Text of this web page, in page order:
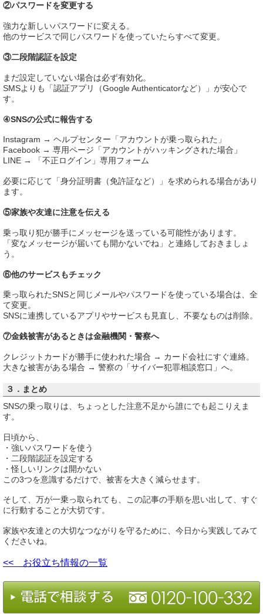
②パスワードを変更する
強力な新しいパスワードに変える。
他のサービスで同じパスワードを使っていたらすべて変更。
③二段階認証を設定
まだ設定していない場合は必ず有効化。
SMSよりも「認証アプリ（Google Authenticatorなど）」が安心で
す。
④SNSの公式に報告する
Instagram → ヘルプセンター「アカウントが乗っ取られた」
Facebook → 専用ページ「アカウントがハッキングされた場合」
LINE → 「不正ログイン」専用フォーム
必要に応じて「身分証明書（免許証など）」を求められる場合があり
ます。
⑤家族や友達に注意を伝える
乗っ取り犯が勝手にメッセージを送っている可能性があります。
「変なメッセージが届いても開かないでね」と連絡しておきましょ
う。
⑥他のサービスもチェック
乗っ取られたSNSと同じメールやパスワードを使っている場合は、全
て変更。
SNSに連携しているアプリやサービスも見直し、不要なものは削除。
⑦金銭被害があるときは金融機関・警察へ
クレジットカードが勝手に使われた場合 → カード会社にすぐ連絡。
大きな被害がある場合 → 警察の「サイバー犯罪相談窓口」へ。
３．まとめ
SNSの乗っ取りは、ちょっとした注意不足から誰にでも起こりえま
す。
日頃から、
・強いパスワードを使う
・二段階認証を設定する
・怪しいリンクは開かない
この3つを意識するだけで、被害を大きく減らせます。
そして、万が一乗っ取られても、この記事の手順を思い出して、すぐ
に行動することが大切です。
家族や友達との大切なつながりを守るために、今日から実践してみて
くださいね。
<< お役立ち情報の一覧